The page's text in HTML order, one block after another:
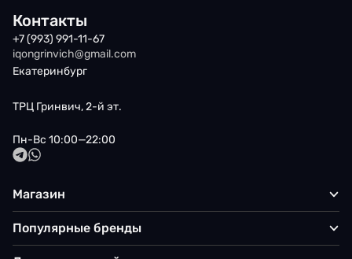
Контакты
+7 (993) 991-11-67
iqongrinvich@gmail.com
Екатеринбург
ТРЦ Гринвич, 2-й эт.
Пн-Вс 10:00—22:00
Магазин
Популярные бренды